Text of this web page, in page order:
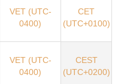
VET (UTC-
0400)
CET
(UTC+0100)
VET (UTC-
0400)
CEST
(UTC+0200)